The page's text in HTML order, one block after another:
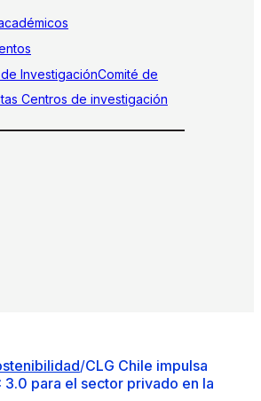
InvestigaciónComité de
Centros de investigación
/CLG Chile impulsa
3.0 para el sector privado en la